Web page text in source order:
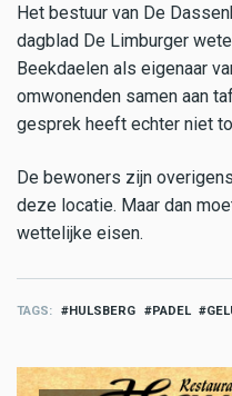
Het bestuur van De
dagblad De Limburger
Beekdaelen als eigenaar
omwonenden samen aan
gesprek heeft echter niet
De bewoners zijn
deze locatie. Maar dan
wettelijke eisen.
TAGS HULSBERG PADEL